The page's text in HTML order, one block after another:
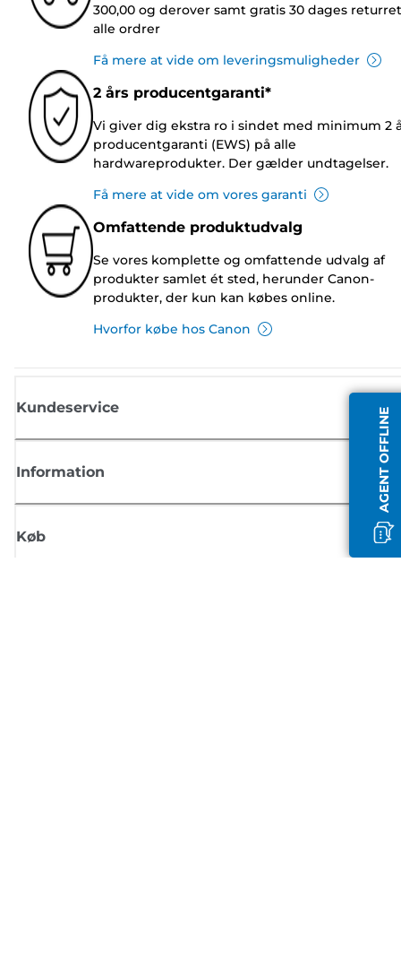
AGENT OFFLINE
300,00 og derover samt gratis 30 dages
alle ordrer
Få mere at vide om leveringsmuligheder
2 års producentgaranti*
Vi giver dig ekstra ro i sindet med minimum 2
producentgaranti (EWS) på alle
hardwareprodukter. Der gælder undtagelser.
Få mere at vide om vores garanti
Omfattende produktudvalg
Se vores komplette og omfattende udvalg af
produkter samlet ét sted, herunder Canon-
produkter, der kun kan købes online.
Hvorfor købe hos Canon
Kundeservice
Information
Køb